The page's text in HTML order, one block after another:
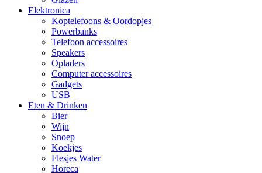
Elektronica
Koptelefoons & Oordopjes
Powerbanks
Telefoon accessoires
Speakers
Opladers
Computer accessoires
Gadgets
USB
Eten & Drinken
Bier
Wijn
Snoep
Koekjes
Flesjes Water
Horeca